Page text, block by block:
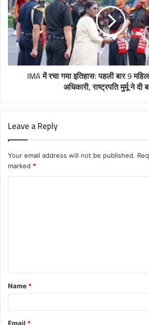
IMA में रचा गया इतिहास: पहली बार 9
अधिकारी, राष्ट्रपति मुर्मू ने दी
Leave a Reply
Your email address will not be published.
marked *
t
*
Name *
Email *